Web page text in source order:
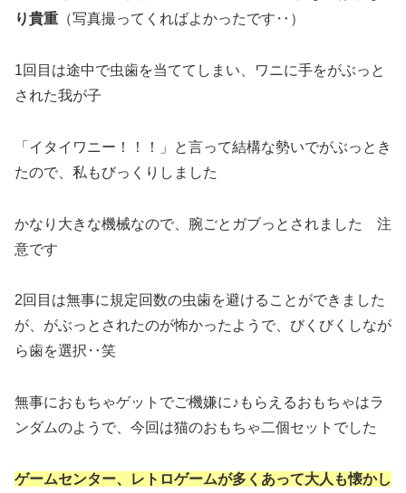
り貴重 （写真撮ってくればよかったです‥）
1回目は途中で虫歯を当ててしまい、ワニに手をがぶっと
された我が子
「イタイワニー！！！」と言って結構な勢いでがぶっとき
たので、私もびっくりしました
かなり大きな機械なので、腕ごとガブっとされました 注
意です
2回目は無事に規定回数の虫歯を避けることができました
が、がぶっとされたのが怖かったようで、びくびくしなが
ら歯を選択‥笑
無事におもちゃゲットでご機嫌に♪もらえるおもちゃはラ
ンダムのようで、今回は猫のおもちゃ二個セットでした
ゲームセンター、レトロゲームが多くあって大人も懐かし